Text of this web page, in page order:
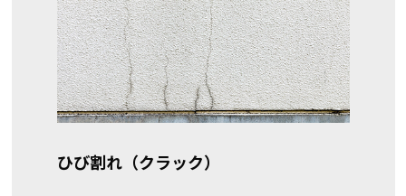
ひび割れ（クラック）